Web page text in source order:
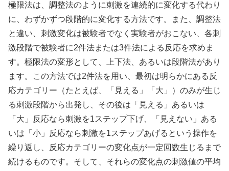
極限法は、調整法のように刺激を連続的に変化する代わり
に、わずかずつ段階的に変化する方法です。また、調整法
と違い、刺激変化は被験者でなく実験者がおこない、各刺
激段階で被験者に2件法または3件法による反応を求めま
す。極限法の変形として、上下法、あるいは段階法があり
ます。この方法では2件法を用い、最初は明らかにある反
応カテゴリー（たとえば、「見える」「大」）のみが生じ
る刺激段階から出発し、その後は「見える」あるいは
「大」反応なら刺激を1ステップ下げ、「見えない」ある
いは「小」反応なら刺激を1ステップあげるという操作を
繰り返し、反応カテゴリーの変化点が一定回数生じるまで
続けるものです。そして、それらの変化点の刺激値の平均